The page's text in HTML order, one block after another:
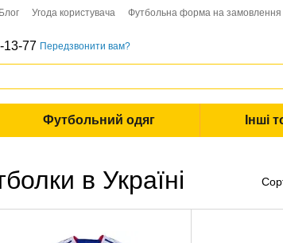
Блог Угода користувача Футбольна форма на замовлення
13-77 Передзвонити вам?
Футбольний одяг Інші
в Україні